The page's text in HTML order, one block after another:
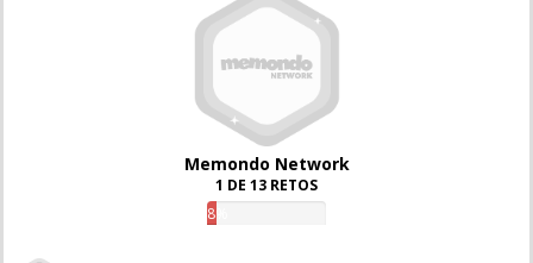
Memondo Network
1 DE 13 RETOS
8%